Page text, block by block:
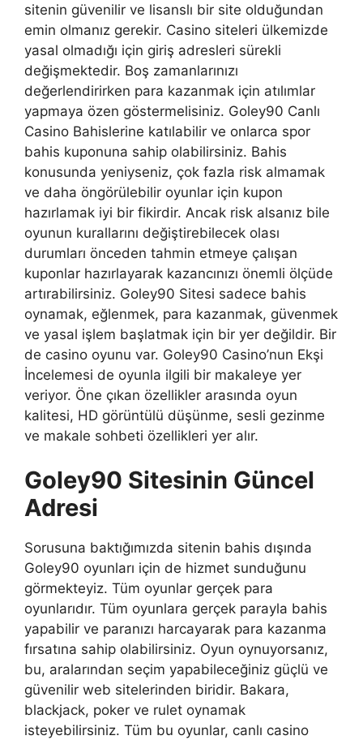
sitenin güvenilir ve lisanslı bir site olduğundan
emin olmanız gerekir. Casino siteleri ülkemizde
yasal olmadığı için giriş adresleri sürekli
değişmektedir. Boş zamanlarınızı
değerlendirirken para kazanmak için atılımlar
yapmaya özen göstermelisiniz. Goley90 Canlı
Casino Bahislerine katılabilir ve onlarca spor
bahis kuponuna sahip olabilirsiniz. Bahis
konusunda yeniyseniz, çok fazla risk almamak
ve daha öngörülebilir oyunlar için kupon
hazırlamak iyi bir fikirdir. Ancak risk alsanız bile
oyunun kurallarını değiştirebilecek olası
durumları önceden tahmin etmeye çalışan
kuponlar hazırlayarak kazancınızı önemli ölçüde
artırabilirsiniz. Goley90 Sitesi sadece bahis
oynamak, eğlenmek, para kazanmak, güvenmek
ve yasal işlem başlatmak için bir yer değildir. Bir
de casino oyunu var. Goley90 Casino’nun Ekşi
İncelemesi de oyunla ilgili bir makaleye yer
veriyor. Öne çıkan özellikler arasında oyun
kalitesi, HD görüntülü düşünme, sesli gezinme
ve makale sohbeti özellikleri yer alır.
Goley90 Sitesinin Güncel
Adresi
Sorusuna baktığımızda sitenin bahis dışında
Goley90 oyunları için de hizmet sunduğunu
görmekteyiz. Tüm oyunlar gerçek para
oyunlarıdır. Tüm oyunlara gerçek parayla bahis
yapabilir ve paranızı harcayarak para kazanma
fırsatına sahip olabilirsiniz. Oyun oynuyorsanız,
bu, aralarından seçim yapabileceğiniz güçlü ve
güvenilir web sitelerinden biridir. Bakara,
blackjack, poker ve rulet oynamak
isteyebilirsiniz. Tüm bu oyunlar, canlı casino